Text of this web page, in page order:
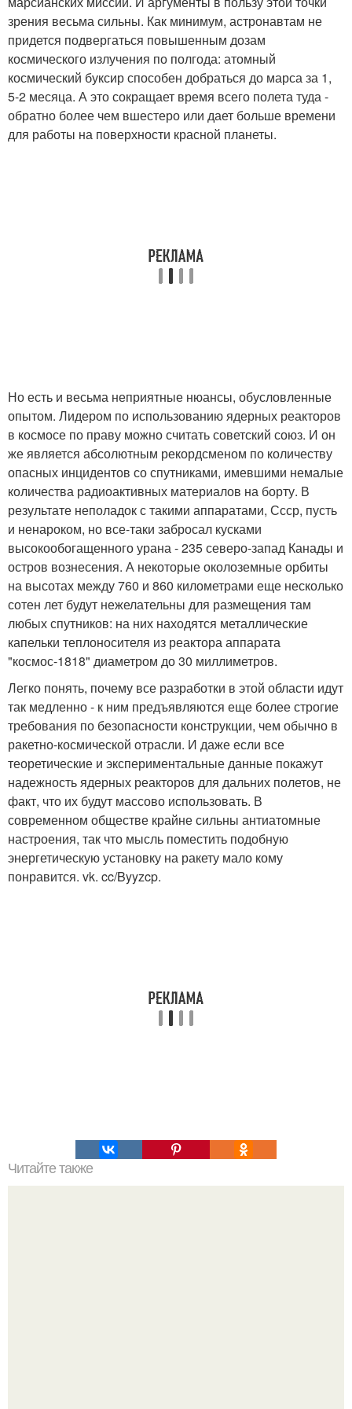
зрения весьма сильны. Как минимум, астронавтам не
придется подвергаться повышенным дозам
космического излучения по полгода: атомный
космический буксир способен добраться до марса за 1,
5-2 месяца. А это сокращает время всего полета туда -
обратно более чем вшестеро или дает больше времени
для работы на поверхности красной планеты.
Но есть и весьма неприятные нюансы, обусловленные
опытом. Лидером по использованию ядерных реакторов
в космосе по праву можно считать советский союз. И он
же является абсолютным рекордсменом по количеству
опасных инцидентов со спутниками, имевшими немалые
количества радиоактивных материалов на борту. В
результате неполадок с такими аппаратами, Ссср, пусть
и ненароком, но все-таки забросал кусками
высокообогащенного урана - 235 северо-запад Канады и
остров вознесения. А некоторые околоземные орбиты
на высотах между 760 и 860 километрами еще несколько
сотен лет будут нежелательны для размещения там
любых спутников: на них находятся металлические
капельки теплоносителя из реактора аппарата
"космос-1818" диаметром до 30 миллиметров.
Легко понять, почему все разработки в этой области идут
так медленно - к ним предъявляются еще более строгие
требования по безопасности конструкции, чем обычно в
ракетно-космической отрасли. И даже если все
теоретические и экспериментальные данные покажут
надежность ядерных реакторов для дальних полетов, не
факт, что их будут массово использовать. В
современном обществе крайне сильны антиатомные
настроения, так что мысль поместить подобную
энергетическую установку на ракету мало кому
понравится. vk. cc/Byyzcp.
Читайте также